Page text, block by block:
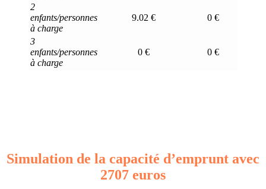
2
enfants/personnes
à charge
9.02 € 0 €
3
enfants/personnes
à charge
0 € 0 €
Simulation de la capacité d’emprunt avec
2707 euros